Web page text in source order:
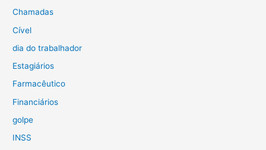
Chamadas
Cível
dia do trabalhador
Estagiários
Farmacêutico
Financiários
golpe
INSS